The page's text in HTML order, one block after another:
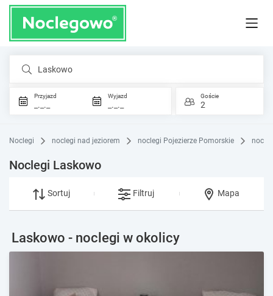
Laskowo
Przyjazd
_._._
Wyjazd
_._._
Goście
2
Noclegi noclegi nad jeziorem noclegi Pojezierze Pomorskie
Noclegi Laskowo
Sortuj Filtruj Mapa
Laskowo - noclegi w okolicy